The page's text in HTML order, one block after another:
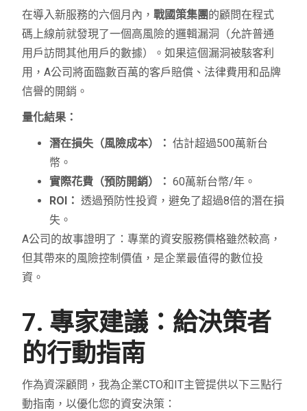
在導入新服務的六個月內，戰國策集團的顧問在程式
碼上線前就發現了一個高風險的邏輯漏洞（允許普通
用戶訪問其他用戶的數據）。如果這個漏洞被駭客利
用，A公司將面臨數百萬的客戶賠償、法律費用和品牌
信譽的開銷。
量化結果：
潛在損失（風險成本）： 估計超過500萬新台
幣。
實際花費（預防開銷）： 60萬新台幣/年。
ROI： 透過預防性投資，避免了超過8倍的潛在損
失。
A公司的故事證明了：專業的資安服務價格雖然較高，
但其帶來的風險控制價值，是企業最值得的數位投
資。
7. 專家建議：給決策者
的行動指南
作為資深顧問，我為企業CTO和IT主管提供以下三點行
動指南，以優化您的資安決策：